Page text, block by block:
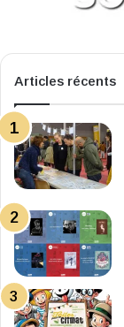
Articles récents